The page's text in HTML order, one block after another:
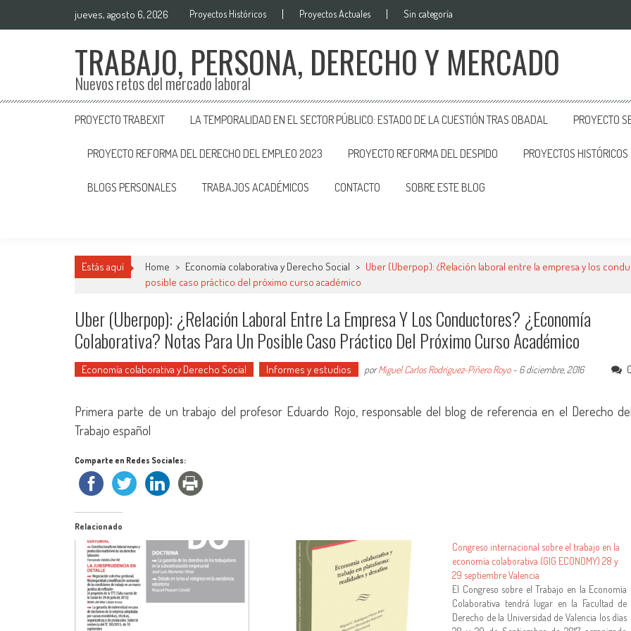
jueves, agosto 6, 2026 Proyectos Históricos Proyectos Actuales Sin categoría
TRABAJO, PERSONA, DERECHO Y MERCADO
Nuevos retos del mercado laboral
PROYECTO TRABEXIT LA TEMPORALIDAD EN EL SECTOR PÚBLICO: ESTADO DE LA CUESTIÓN TRAS OBADAL PROYECTO
PROYECTO REFORMA DEL DERECHO DEL EMPLEO 2023 PROYECTO REFORMA DEL DESPIDO PROYECTOS HISTÓRICOS
BLOGS PERSONALES TRABAJOS ACADÉMICOS CONTACTO SOBRE ESTE BLOG
Estás aquí Home > Economía colaborativa y Derecho Social > Uber (Uberpop): ¿Relación laboral entre la empresa y los
posible caso práctico del próximo curso académico
Uber (Uberpop): ¿Relación Laboral Entre La Empresa Y Los Conductores? ¿Economía
Colaborativa? Notas Para Un Posible Caso Práctico Del Próximo Curso Académico
Economía colaborativa y Derecho Social Informes y estudios porMiguel Carlos Rodríguez-Piñero Royo- 6 diciembre, 2016
Primera parte de un trabajo del profesor Eduardo Rojo, responsable del blog de referencia en el Derecho
Trabajo español
Comparte en Redes Sociales:
Relacionado
Congreso internacional sobre el trabajo en la
economía colaborativa (GIG ECONOMY) 28 y
29 septiembre Valencia
El Congreso sobre el Trabajo en la Economía
Colaborativa tendrá lugar en la Facultad de
Derecho de la Universidad de Valencia los días